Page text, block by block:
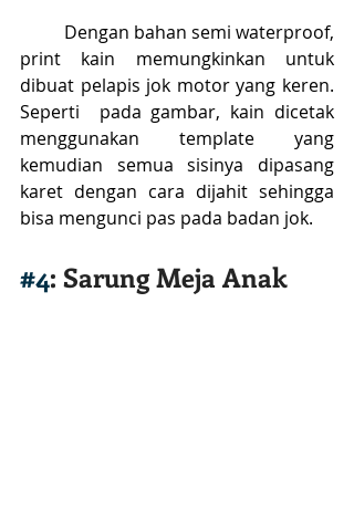
print kain memungkinkan untuk
dibuat pelapis jok motor yang keren.
Seperti  pada gambar, kain dicetak
menggunakan template yang
kemudian semua sisinya dipasang
karet dengan cara dijahit sehingga
bisa mengunci pas pada badan jok.
#4: Sarung Meja Anak